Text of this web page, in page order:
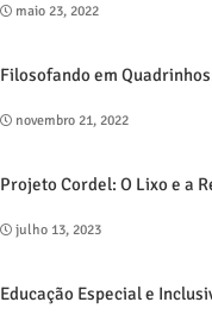
maio 23, 2022
Filosofando em
novembro 21, 2022
Projeto Cordel: O Lixo e a
julho 13, 2023
Educação Especial e